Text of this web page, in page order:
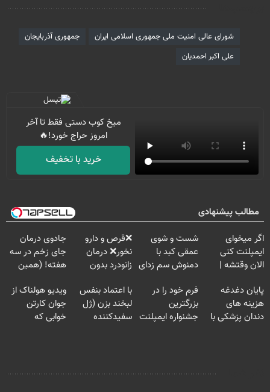
شورای عالی امنیت ملی جمهوری اسلامی ایران
جمهوری آذربایجان
علی اکبر احمدیان
میخ کوب دستی فقط تا آخر
امروز حراج خورد!🔥
خرید با تخفیف
مطالب پیشنهادی
اگر میخوای
ایمپلنت کنی
الان وقتشه |
میلیون تومان!!!
شست و شوی
عمقی کبد با
دمنوش سم زدای
❌قرص‌ و دارو
نخور❌ درمان
زانودرد بدون
جادوی درمان
جای زخم در سه
هفته! (همین
صحبت کنید)
پایان دغدغه
هزینه های
دندان پزشکی با
فرم خود را در
بزرگترین
جشنواره ایمپلنت
با اعتماد بنفس
لبخند بزن (ژل
سفیدکننده
ویدیو هولناک از
جوان کارتن
خوابی که